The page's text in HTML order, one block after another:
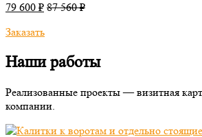
79 600 ₽ 87 560 ₽
Заказать
Наши работы
Реализованные проекты — визитная
компании.